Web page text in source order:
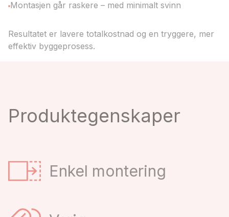
Montasjen går raskere – med minimalt svinn
Resultatet er lavere totalkostnad og en tryggere, mer
effektiv byggeprosess.
Produktegenskaper
Enkel montering